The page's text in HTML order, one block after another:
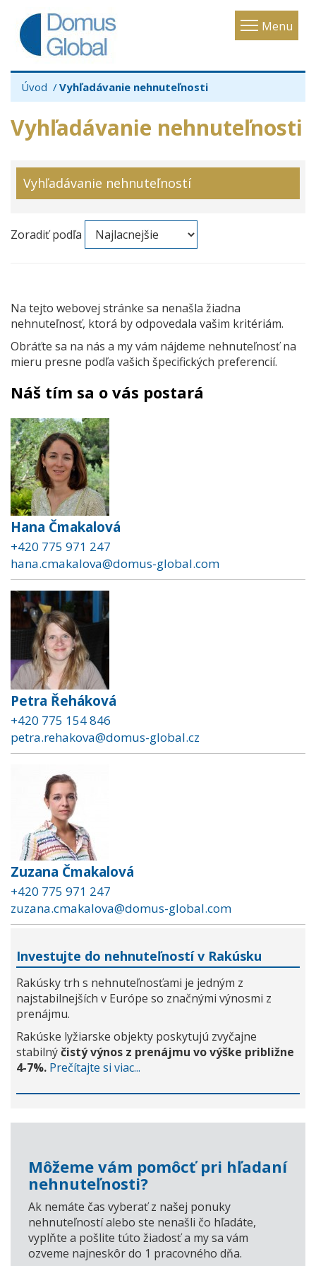
Menu
Toggle
Úvod Vyhľadávanie nehnuteľnosti
Vyhľadávanie nehnuteľnosti
Vyhľadávanie nehnuteľností
Zoradiť podľa
Na tejto webovej stránke sa nenašla žiadna
nehnuteľnosť, ktorá by odpovedala vašim kritériám.
Obráťte sa na nás a my vám nájdeme nehnuteľnosť na
mieru presne podľa vašich špecifických preferencií.
Náš tím sa o vás postará
Hana Čmakalová
+420 775 971 247
hana.cmakalova@domus-global.com
Petra Řeháková
+420 775 154 846
petra.rehakova@domus-global.cz
Zuzana Čmakalová
+420 775 971 247
zuzana.cmakalova@domus-global.com
Investujte do nehnuteľností v Rakúsku
Rakúsky trh s nehnuteľnosťami je jedným z
najstabilnejších v Európe so značnými výnosmi z
prenájmu.
Rakúske lyžiarske objekty poskytujú zvyčajne
stabilnýčistý výnos z prenájmu vo výške približne
4-7%. Prečítajte si viac...
Môžeme vám pomôcť pri hľadaní
nehnuteľnosti?
Ak nemáte čas vyberať z našej ponuky
nehnuteľností alebo ste nenašli čo hľadáte,
vyplňte a pošlite túto žiadosť a my sa vám
ozveme najneskôr do 1 pracovného dňa.